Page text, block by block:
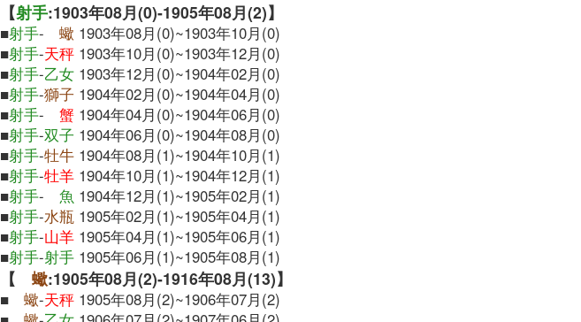
【射手:1903年08月(0)-1905年08月(2)】
■射手- 蠍 1903年08月(0)~1903年10月(0)
■射手-天秤 1903年10月(0)~1903年12月(0)
■射手-乙女 1903年12月(0)~1904年02月(0)
■射手-獅子 1904年02月(0)~1904年04月(0)
■射手- 蟹 1904年04月(0)~1904年06月(0)
■射手-双子 1904年06月(0)~1904年08月(0)
■射手-牡牛 1904年08月(1)~1904年10月(1)
■射手-牡羊 1904年10月(1)~1904年12月(1)
■射手- 魚 1904年12月(1)~1905年02月(1)
■射手-水瓶 1905年02月(1)~1905年04月(1)
■射手-山羊 1905年04月(1)~1905年06月(1)
■射手-射手 1905年06月(1)~1905年08月(1)
【 蠍:1905年08月(2)-1916年08月(13)】
■ 蠍-天秤 1905年08月(2)~1906年07月(2)